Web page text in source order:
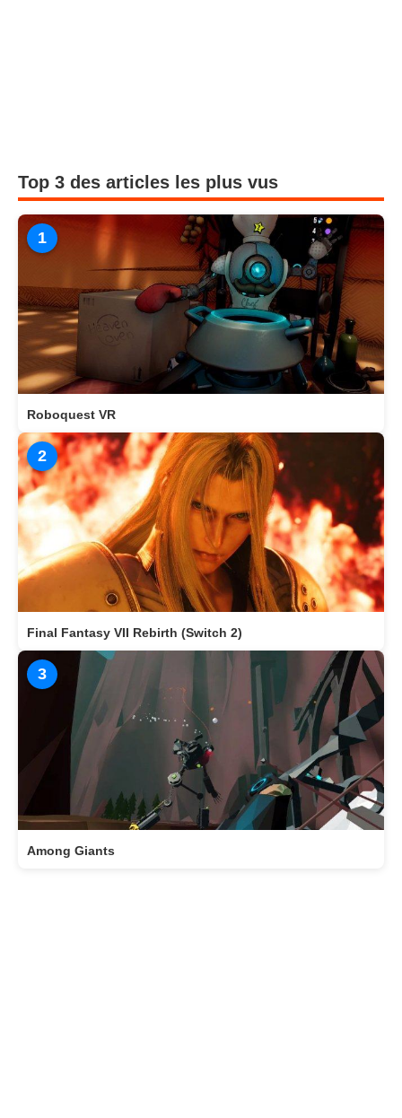
Top 3 des articles les plus vus
1
Roboquest VR
2
Final Fantasy VII Rebirth (Switch 2)
3
Among Giants